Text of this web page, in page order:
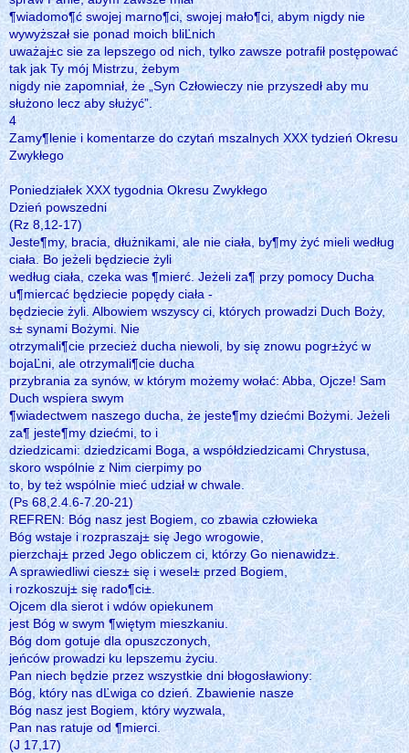
¶wiadomo¶ć swojej marno¶ci, swojej mało¶ci, abym nigdy nie
wywyższał sie ponad moich bliĽnich
uważaj±c sie za lepszego od nich, tylko zawsze potrafił postępować
tak jak Ty mój Mistrzu, żebym
nigdy nie zapomniał, że „Syn Człowieczy nie przyszedł aby mu
służono lecz aby służyć”.
4
Zamy¶lenie i komentarze do czytań mszalnych XXX tydzień Okresu
Zwykłego
Poniedziałek XXX tygodnia Okresu Zwykłego
Dzień powszedni
(Rz 8,12-17)
Jeste¶my, bracia, dłużnikami, ale nie ciała, by¶my żyć mieli według
ciała. Bo jeżeli będziecie żyli
według ciała, czeka was ¶mierć. Jeżeli za¶ przy pomocy Ducha
u¶miercać będziecie popędy ciała -
będziecie żyli. Albowiem wszyscy ci, których prowadzi Duch Boży,
s± synami Bożymi. Nie
otrzymali¶cie przecież ducha niewoli, by się znowu pogr±żyć w
bojaĽni, ale otrzymali¶cie ducha
przybrania za synów, w którym możemy wołać: Abba, Ojcze! Sam
Duch wspiera swym
¶wiadectwem naszego ducha, że jeste¶my dziećmi Bożymi. Jeżeli
za¶ jeste¶my dziećmi, to i
dziedzicami: dziedzicami Boga, a współdziedzicami Chrystusa,
skoro wspólnie z Nim cierpimy po
to, by też wspólnie mieć udział w chwale.
(Ps 68,2.4.6-7.20-21)
REFREN: Bóg nasz jest Bogiem, co zbawia człowieka
Bóg wstaje i rozpraszaj± się Jego wrogowie,
pierzchaj± przed Jego obliczem ci, którzy Go nienawidz±.
A sprawiedliwi ciesz± się i wesel± przed Bogiem,
i rozkoszuj± się rado¶ci±.
Ojcem dla sierot i wdów opiekunem
jest Bóg w swym ¶więtym mieszkaniu.
Bóg dom gotuje dla opuszczonych,
jeńców prowadzi ku lepszemu życiu.
Pan niech będzie przez wszystkie dni błogosławiony:
Bóg, który nas dĽwiga co dzień. Zbawienie nasze
Bóg nasz jest Bogiem, który wyzwala,
Pan nas ratuje od ¶mierci.
(J 17,17)